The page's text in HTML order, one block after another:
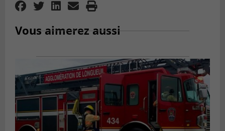
Vous aimerez aussi